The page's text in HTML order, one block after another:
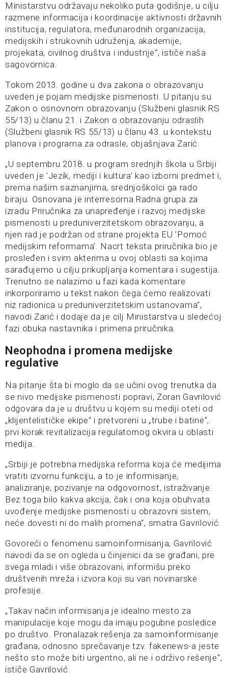
Ministarstvu održavaju nekoliko puta godišnje, u cilju
razmene informacija i koordinacije aktivnosti državnih
institucija, regulatora, međunarodnih organizacija,
medijskih i strukovnih udruženja, akademije,
projekata, civilnog društva i industrije“, ističe naša
sagovornica.
Tokom 2013. godine u dva zakona o obrazovanju
uveden je pojam medijske pismenosti. U pitanju su
Zakon o osnovnom obrazovanju (Službeni glasnik RS
55/13) u članu 21. i Zakon o obrazovanju odraslih
(Službeni glasnik RS 55/13) u članu 43. u kontekstu
planova i programa za odrasle, objašnjava Zarić.
„U septembru 2018. u program srednjih škola u Srbiji
uveden je ’Jezik, mediji i kultura’ kao izborni predmet i,
prema našim saznanjima, srednjoškolci ga rado
biraju. Osnovana je interresorna Radna grupa za
izradu Priručnika za unapređenje i razvoj medijske
pismenosti u preduniverzitetskom obrazovanju, a
njen rad je podržan od strane projekta EU ’Pomoć
medijskim reformama’. Nacrt teksta priručnika bio je
prosleđen i svim akterima u ovoj oblasti sa kojima
sarađujemo u cilju prikupljanja komentara i sugestija.
Trenutno se nalazimo u fazi kada komentare
inkorporiramo u tekst nakon čega ćemo realizovati
niz radionica u preduniverzitetskim ustanovama“,
navodi Zarić i dodaje da je cilj Ministarstva u sledećoj
fazi obuka nastavnika i primena priručnika.
Neophodna i promena medijske
regulative
Na pitanje šta bi moglo da se učini ovog trenutka da
se nivo medijske pismenosti popravi, Zoran Gavrilović
odgovara da je u društvu u kojem su mediji oteti od
„klijentelističke ekipe“ i pretvoreni u „trube i batine“,
prvi korak revitalizacija regulatornog okvira u oblasti
medija.
„Srbiji je potrebna medijska reforma koja će medijima
vratiti izvornu funkciju, a to je informisanje,
analiziranje, pozivanje na odgovornost, istraživanje.
Bez toga bilo kakva akcija, čak i ona koja obuhvata
uvođenje medijske pismenosti u obrazovni sistem,
neće dovesti ni do malih promena“, smatra Gavrilović.
Govoreći o fenomenu samoinformisanja, Gavrilović
navodi da se on ogleda u činjenici da se građani, pre
svega mladi i više obrazovani, informišu preko
društvenih mreža i izvora koji su van novinarske
profesije.
„Takav način informisanja je idealno mesto za
manipulacije koje mogu da imaju pogubne posledice
po društvo. Pronalazak rešenja za samoinformisanje
građana, odnosno sprečavanje tzv. fakenews-a jeste
nešto sto može biti urgentno, ali ne i održivo rešenje“,
ističe Gavrilović.